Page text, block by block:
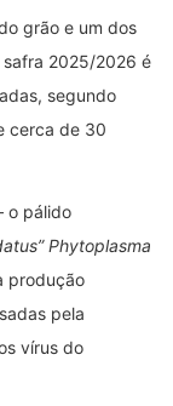
grão e um dos
2025/2026 é
segundo
cerca de 30
o pálido
Phytoplasma
produção
pela
vírus do